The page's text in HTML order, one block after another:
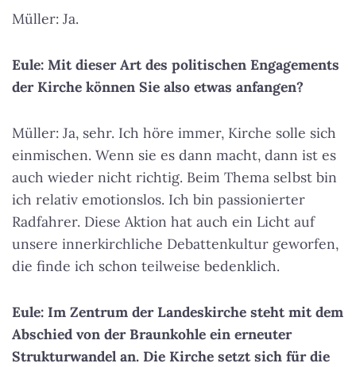
Müller: Ja.
Eule: Mit dieser Art des politischen Engagements
der Kirche können Sie also etwas anfangen?
Müller: Ja, sehr. Ich höre immer, Kirche solle sich
einmischen. Wenn sie es dann macht, dann ist es
auch wieder nicht richtig. Beim Thema selbst bin
ich relativ emotionslos. Ich bin passionierter
Radfahrer. Diese Aktion hat auch ein Licht auf
unsere innerkirchliche Debattenkultur geworfen,
die finde ich schon teilweise bedenklich.
Eule: Im Zentrum der Landeskirche steht mit dem
Abschied von der Braunkohle ein erneuter
Strukturwandel an. Die Kirche setzt sich für die